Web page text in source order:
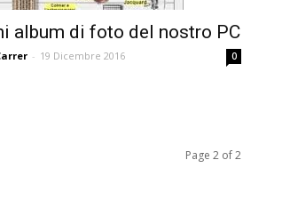
album di foto del nostro PC
- 19 Dicembre 2016 0
Page 2 of 2